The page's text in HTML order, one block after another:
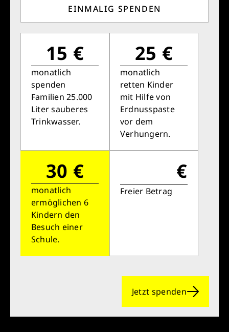
EINMALIG SPENDEN
15 €
monatlich
spenden
Familien 25.000
Liter sauberes
Trinkwasser.
25 €
monatlich
retten Kinder
mit Hilfe von
Erdnusspaste
vor dem
Verhungern.
30 €
monatlich
ermöglichen 6
Kindern den
Besuch einer
Schule.
€
Freier Betrag
Jetzt spenden